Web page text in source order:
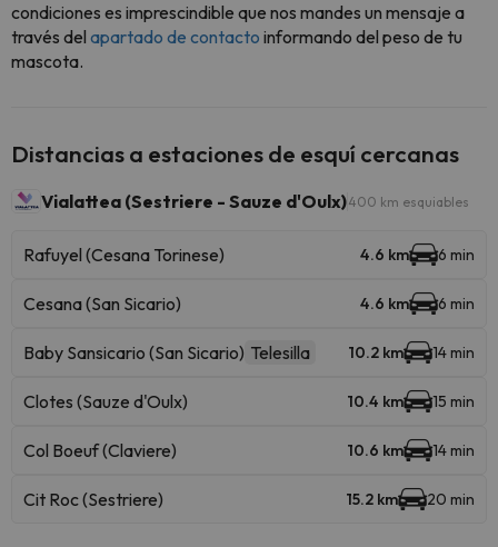
condiciones es imprescindible que nos mandes un mensaje a
través del apartado de contacto informando del peso de tu
mascota.
Distancias a estaciones de esquí cercanas
Vialattea (Sestriere - Sauze d'Oulx)400 km esquiables
Rafuyel (Cesana Torinese) 4.6 km 6 min
Cesana (San Sicario) 4.6 km 6 min
Baby Sansicario (San Sicario) Telesilla 10.2 km 14 min
Clotes (Sauze d'Oulx) 10.4 km 15 min
Col Boeuf (Claviere) 10.6 km 14 min
Cit Roc (Sestriere) 15.2 km 20 min